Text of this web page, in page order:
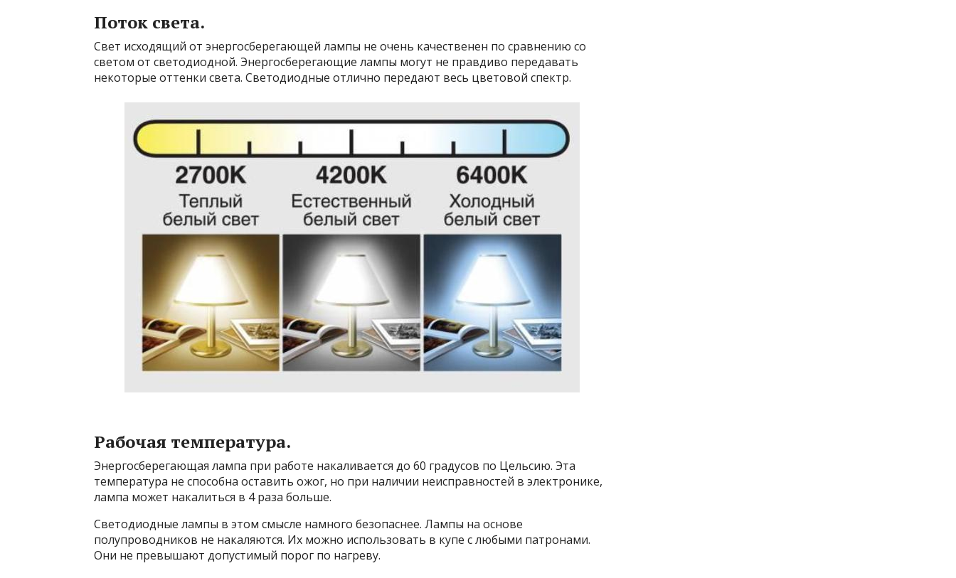
Поток света.
Свет исходящий от энергосберегающей лампы не очень качественен по сравнению со
светом от светодиодной. Энергосберегающие лампы могут не правдиво передавать
некоторые оттенки света. Светодиодные отлично передают весь цветовой спектр.
Рабочая температура.
Энергосберегающая лампа при работе накаливается до 60 градусов по Цельсию. Эта
температура не способна оставить ожог, но при наличии неисправностей в электронике,
лампа может накалиться в 4 раза больше.
Светодиодные лампы в этом смысле намного безопаснее. Лампы на основе
полупроводников не накаляются. Их можно использовать в купе с любыми патронами.
Они не превышают допустимый порог по нагреву.